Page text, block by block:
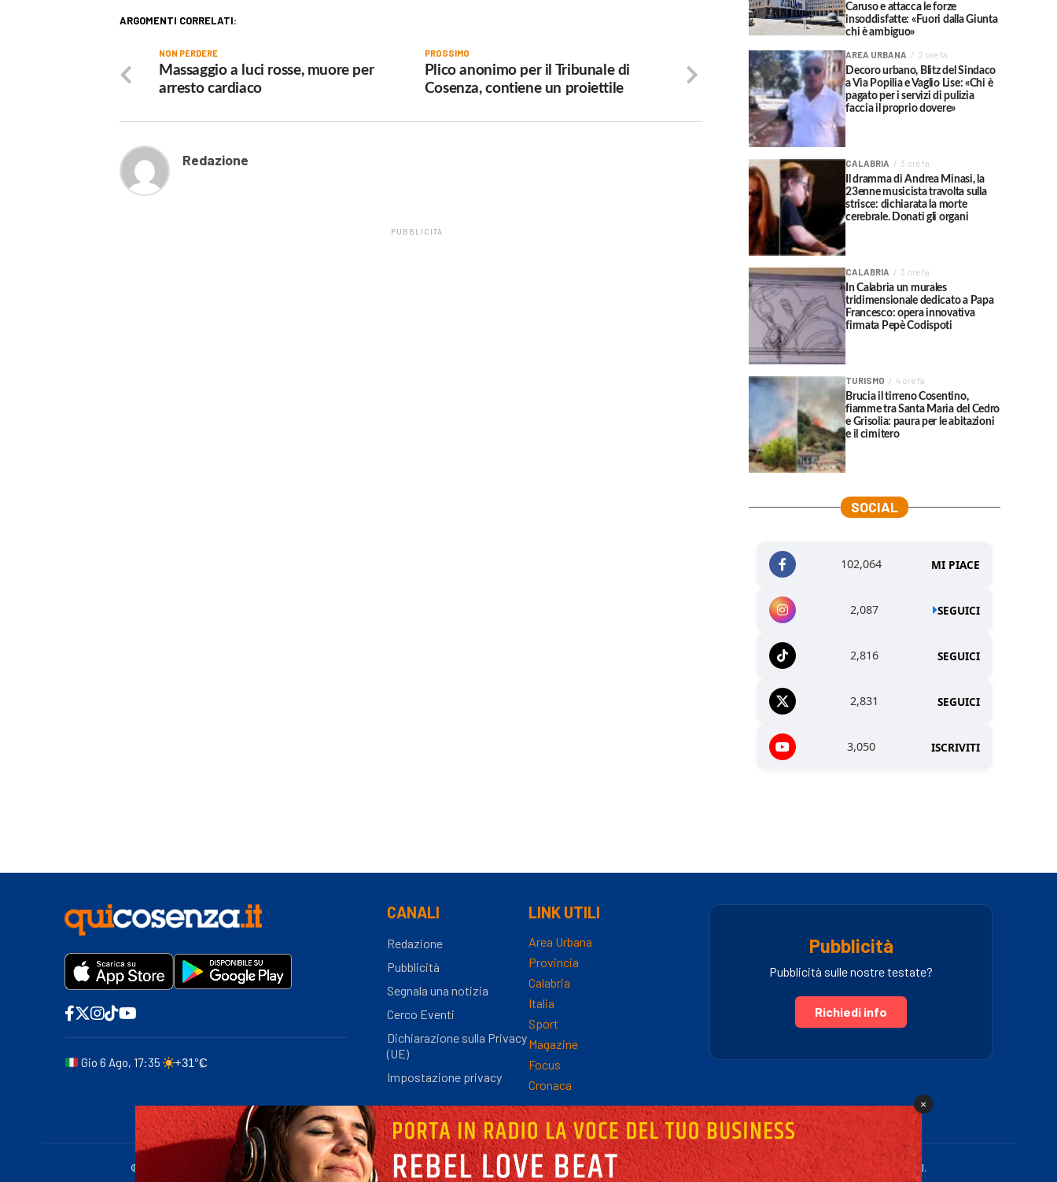
ARGOMENTI CORRELATI:
PROSSIMO
Plico anonimo per il Tribunale di
Cosenza, contiene un proiettile
NON PERDERE
Massaggio a luci rosse, muore per
arresto cardiaco
Redazione
PUBBLICITÀ
Caruso e attacca le forze
insoddisfatte: «Fuori dalla Giunta
chi è ambiguo»
AREA URBANA 2 ore fa
Decoro urbano, Blitz del Sindaco
a Via Popilia e Vaglio Lise: «Chi è
pagato per i servizi di pulizia
faccia il proprio dovere»
CALABRIA 3 ore fa
Il dramma di Andrea Minasi, la
23enne musicista travolta sulla
strisce: dichiarata la morte
cerebrale. Donati gli organi
CALABRIA 3 ore fa
In Calabria un murales
tridimensionale dedicato a Papa
Francesco: opera innovativa
firmata Pepè Codispoti
TURISMO 4 ore fa
Brucia il tirreno Cosentino,
fiamme tra Santa Maria del Cedro
e Grisolia: paura per le abitazioni
e il cimitero
SOCIAL
102,064 MI PIACE
2,087 SEGUICI
2,816 SEGUICI
2,831 SEGUICI
3,050 ISCRIVITI
Gio 6 Ago, 17:35 +31°C
CANALI
Redazione
Pubblicità
Segnala una notizia
Cerco Eventi
Dichiarazione sulla Privacy
(UE)
Impostazione privacy
LINK UTILI
Area Urbana
Provincia
Calabria
Italia
Sport
Magazine
Focus
Cronaca
Pubblicità
Pubblicità sulle nostre testate?
Richiedi info
© 2011-2025 quicosenza.it - Tribunale di Cosenza Registro Stampa n.9/2012 - Direttore Responsabile Simona Gambaro | P.IVA 03005460781 | Powered by Fullmidia s.r.l.
×